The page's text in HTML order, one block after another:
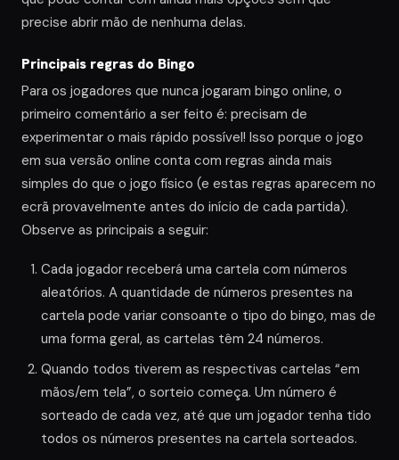
precise abrir mão de nenhuma delas.
Principais regras do Bingo
Para os jogadores que nunca jogaram bingo online, o
primeiro comentário a ser feito é: precisam de
experimentar o mais rápido possível! Isso porque o jogo
em sua versão online conta com regras ainda mais
simples do que o jogo físico (e estas regras aparecem no
ecrã provavelmente antes do início de cada partida).
Observe as principais a seguir:
Cada jogador receberá uma cartela com números
aleatórios. A quantidade de números presentes na
cartela pode variar consoante o tipo do bingo, mas de
uma forma geral, as cartelas têm 24 números.
Quando todos tiverem as respectivas cartelas “em
mãos/em tela”, o sorteio começa. Um número é
sorteado de cada vez, até que um jogador tenha tido
todos os números presentes na cartela sorteados.